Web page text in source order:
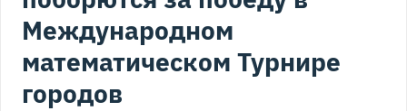
Международном
математическом Турнире
городов